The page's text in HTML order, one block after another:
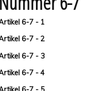
6-7 - 1
6-7 - 2
6-7 - 3
6-7 - 4